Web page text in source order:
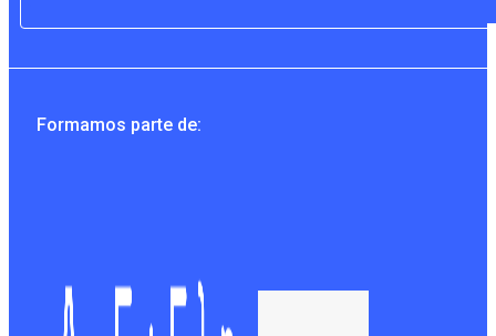
Formamos parte de: